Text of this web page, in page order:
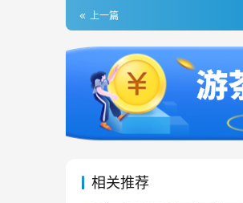
上一篇
相关推荐